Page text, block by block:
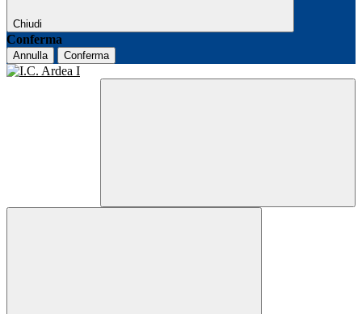
Chiudi
Conferma
Annulla Conferma